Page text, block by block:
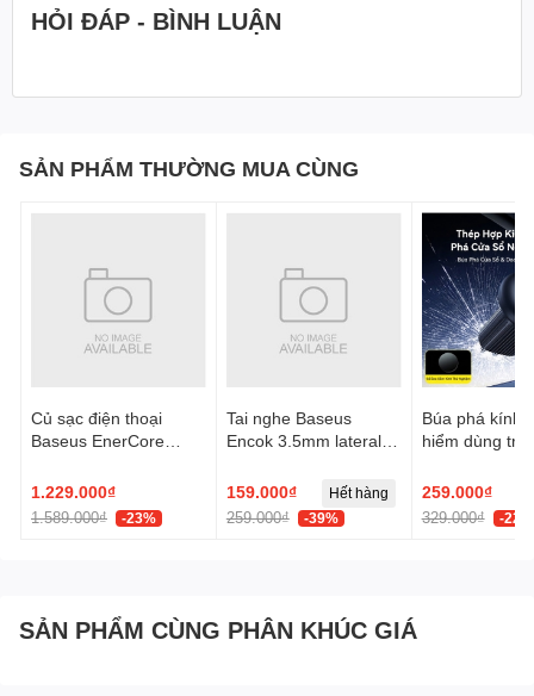
HỎI ĐÁP - BÌNH LUẬN
SẢN PHẨM THƯỜNG MUA CÙNG
Củ sạc điện thoại
Baseus EnerCore
with Dual Retractable
Cables 3C 67W US -
Đen, Model:
1.229.000₫
1.589.000₫ -23%
Tai nghe Baseus
Encok 3.5mm lateral
Trắng, Model:
NGCR020002
159.000₫
259.000₫ -39%
Hết hàng
Búa phá kính
hiểm dùng
Double
Safety
259.000₫
329.000₫ -22%
SẢN PHẨM CÙNG PHÂN KHÚC GIÁ